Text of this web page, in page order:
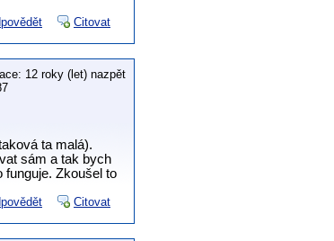
Citovat
12 roky (let) nazpět
ta malá).
sám a tak bych
funguje. Zkoušel to
Citovat